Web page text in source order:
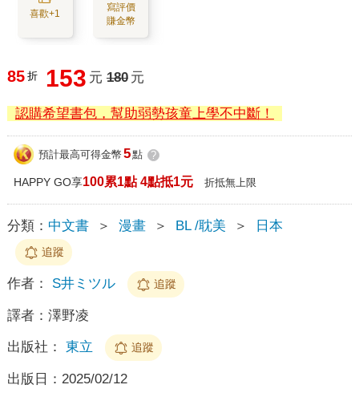
喜歡+1
寫評價
賺金幣
85 折 153 元 180 元
認購希望書包，幫助弱勢孩童上學不中斷！
預計最高可得金幣 5點 ?
HAPPY GO享100累1點 4點抵1元 折抵無上限
分類： 中文書 ＞ 漫畫 ＞ BL /耽美 ＞ 日本
追蹤
作者： S井ミツル 追蹤
譯者： 澤野凌
出版社： 東立 追蹤
出版日： 2025/02/12